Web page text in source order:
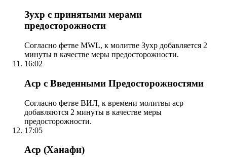
Зухр с принятыми мерами
предосторожности
Согласно фетве MWL, к молитве Зухр добавляется 2
минуты в качестве меры предосторожности.
16:02
Аср с Введенными Предосторожностями
Согласно фетве ВИЛ, к времени молитвы аср
добавляются 2 минуты в качестве меры
предосторожности.
17:05
Аср (Ханафи)